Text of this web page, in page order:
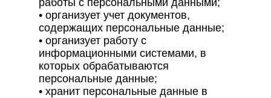
работы с персональными данными;
• организует учет документов,
содержащих персональные данные;
• организует работу с
информационными системами, в
которых обрабатываются
персональные данные;
• хранит персональные данные в